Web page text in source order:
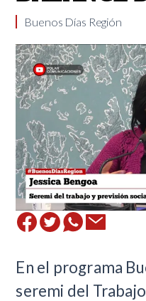
Buenos Días Región
En el programa
seremi del